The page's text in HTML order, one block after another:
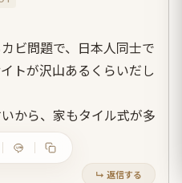
ビ問題で、日本人同士で
トが沢山あるくらいだし
から、家もタイル式が多
↳ 返信する